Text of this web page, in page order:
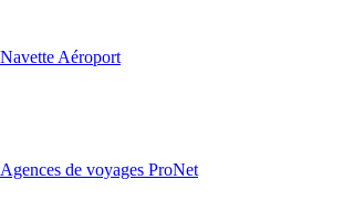
Navette Aéroport
Agences de voyages ProNet